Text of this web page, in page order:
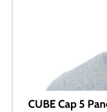
CUBE Cap 5